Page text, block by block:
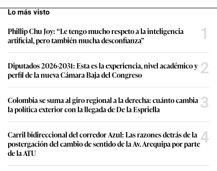
Lo más visto
Phillip Chu Joy: “Le tengo mucho respeto a la inteligencia
artificial, pero también mucha desconfianza”
1
Diputados 2026-2031: Esta es la experiencia, nivel académico y
perfil de la nueva Cámara Baja del Congreso
2
Colombia se suma al giro regional a la derecha: cuánto cambia
la política exterior con la llegada de De la Espriella
3
Carril bidireccional del corredor Azul: Las razones detrás de la
postergación del cambio de sentido de la Av. Arequipa por parte
de la ATU
4